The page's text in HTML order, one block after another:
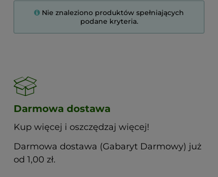
Nie znaleziono produktów spełniających
podane kryteria.
Darmowa dostawa
Kup więcej i oszczędzaj więcej!
Darmowa dostawa (Gabaryt Darmowy) już
od 1,00 zł.